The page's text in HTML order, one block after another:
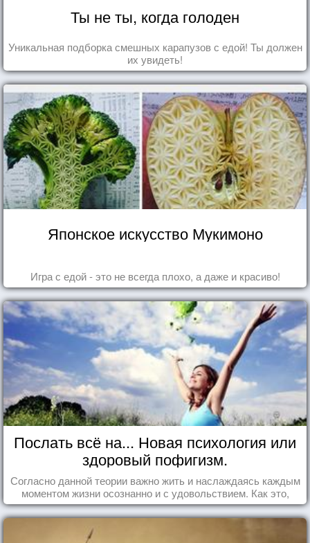
Ты не ты, когда голоден
Уникальная подборка смешных карапузов с едой! Ты должен
их увидеть!
Японское искусство Мукимоно
Игра с едой - это не всегда плохо, а даже и красиво!
Послать всё на... Новая психология или
здоровый пофигизм.
Согласно данной теории важно жить и наслаждаясь каждым
моментом жизни осознанно и с удовольствием. Как это,
попробуем разобраться на реальных примерах.